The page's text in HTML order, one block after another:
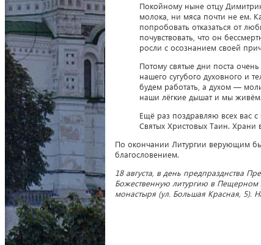
Покойному ныне отцу
молока, ни мяса почти не ем.
попробовать отказаться от
почувствовать, что он
росли с осознанием своей
Потому святые дни поста
нашего сугубого духовного и
будем работать, а духом —
наши лёгкие дышат и мы живём.
Ещё раз поздравляю всех вас
Святых Христовых Таин. Храни
По окончании Литургии верующим
благословением.
18 августа, в день предпразднства
Божественную литургию в Пещерном
монастыря (ул. Большая Красная, 5).